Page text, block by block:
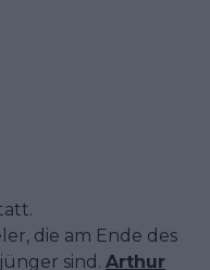
die am Ende des
sind. Arthur